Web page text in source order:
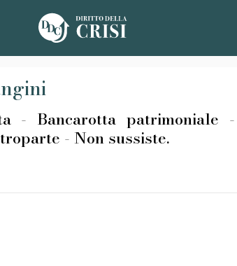
- Bancarotta patrimoniale
- Non sussiste.